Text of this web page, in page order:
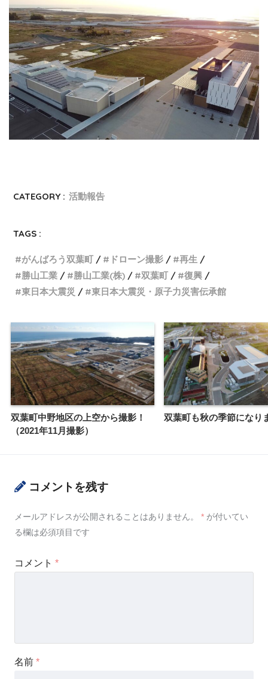
CATEGORY : 活動報告
TAGS :
がんばろう双葉町 ドローン撮影
再生
勝山工業
勝山工業(株) 双葉町
復興
東日本大震災
東日本大震災・原子力災害伝承館
双葉町中野地区の上空から撮影！
（2021年11月撮影）
双葉町も秋の季節になり
コメントを残す
メールアドレスが公開されることはありません。 * が付いてい
る欄は必須項目です
コメント *
名前 *